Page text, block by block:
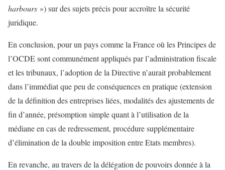
harbours ») sur des sujets précis pour accroître la sécurité
juridique.
En conclusion, pour un pays comme la France où les Principes de
l’OCDE sont communément appliqués par l’administration fiscale
et les tribunaux, l’adoption de la Directive n’aurait probablement
dans l’immédiat que peu de conséquences en pratique (extension
de la définition des entreprises liées, modalités des ajustements de
fin d’année, présomption simple quant à l’utilisation de la
médiane en cas de redressement, procédure supplémentaire
d’élimination de la double imposition entre Etats membres).
En revanche, au travers de la délégation de pouvoirs donnée à la